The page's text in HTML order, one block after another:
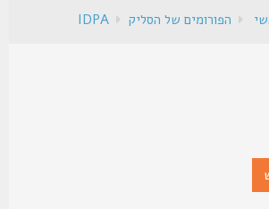
הפורומים של הסליק IDPA